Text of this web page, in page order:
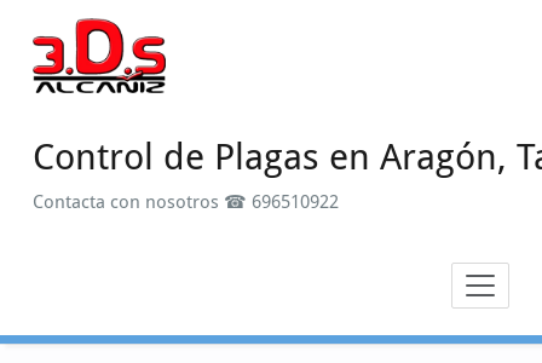
contenido
Control de Plagas en Aragón,
Contacta con nosotros ☎ 696510922